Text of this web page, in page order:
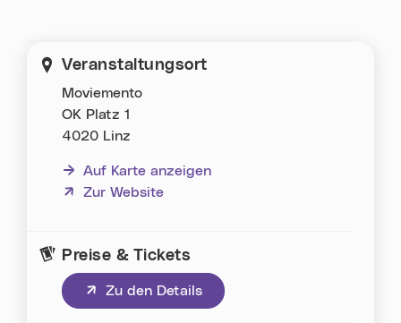
Veranstaltungsort
Moviemento
OK Platz 1
4020 Linz
Auf Karte anzeigen
Zur Website
(neues Fenster)
Preise & Tickets
Zu den Details
(neues Fenster)